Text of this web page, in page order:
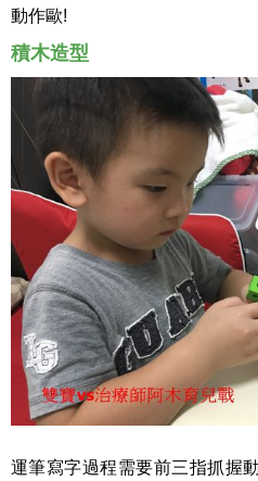
動作歐!
積木造型
運筆寫字過程需要前三指抓握